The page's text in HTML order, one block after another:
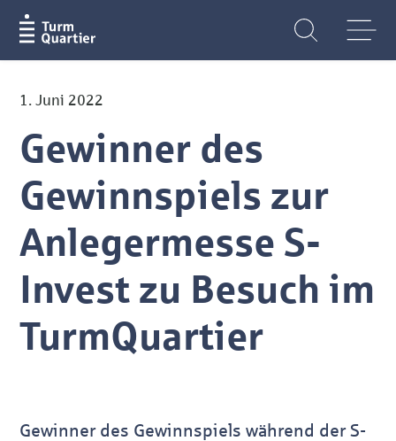
1. Juni 2022
Gewinner des
Gewinnspiels zur
Anlegermesse S-
Invest zu Besuch im
TurmQuartier
Gewinner des Gewinnspiels während der S-